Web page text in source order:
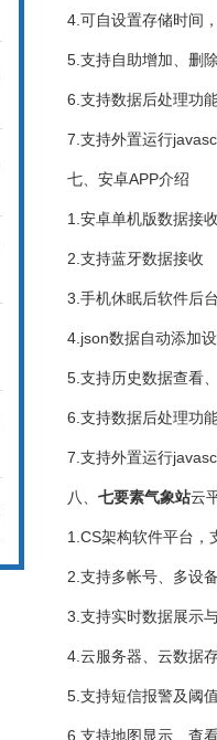
4.可自设置存储时间
5.支持自助增加、删
6.支持数据后处理功
7.支持外置运行
七、安卓APP介绍
1.安卓单机版数据接
2.支持蓝牙数据接收
3.手机休眠后软件后
4.json数据自动添加
5.支持历史数据查看
6.支持数据后处理功
7.支持外置运行
八、 七要素气象站云
1.CS架构软件平台，
2.支持多帐号、多设
3.支持实时数据展示
4.云服务器、云数据
5.支持短信报警及阈
6.支持地图显示、查